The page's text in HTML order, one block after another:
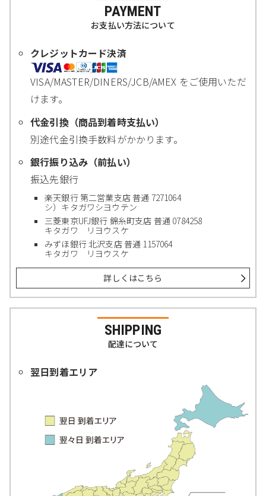
PAYMENT
お支払い方法について
クレジットカード決済
VISA/MASTER/DINERS/JCB/AMEX をご使用いただ
けます。
代金引換（商品到着時支払い）
別途代金引換手数料がかかります。
銀行振り込み（前払い）
振込先銀行
楽天銀行 第二営業支店 普通 7271064
シ）キタガワシヨウテン
三菱東京UFJ銀行 錦糸町支店 普通 0784258
キタガワ リヨウスケ
みずほ銀行 北沢支店 普通 1157064
キタガワ リヨウスケ
詳しくはこちら
SHIPPING
配達について
翌日到着エリア